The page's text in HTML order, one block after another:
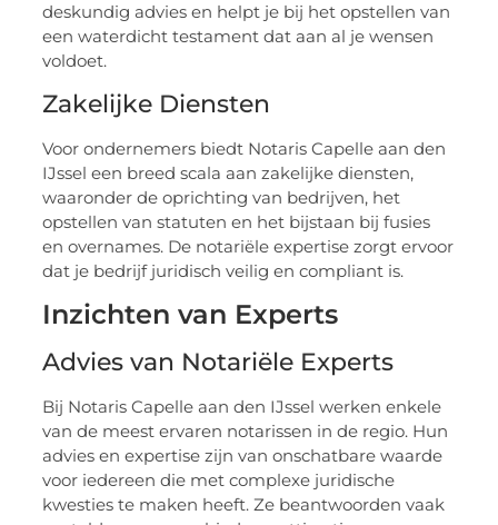
deskundig advies en helpt je bij het opstellen van
een waterdicht testament dat aan al je wensen
voldoet.
Zakelijke Diensten
Voor ondernemers biedt Notaris Capelle aan den
IJssel een breed scala aan zakelijke diensten,
waaronder de oprichting van bedrijven, het
opstellen van statuten en het bijstaan bij fusies
en overnames. De notariële expertise zorgt ervoor
dat je bedrijf juridisch veilig en compliant is.
Inzichten van Experts
Advies van Notariële Experts
Bij Notaris Capelle aan den IJssel werken enkele
van de meest ervaren notarissen in de regio. Hun
advies en expertise zijn van onschatbare waarde
voor iedereen die met complexe juridische
kwesties te maken heeft. Ze beantwoorden vaak